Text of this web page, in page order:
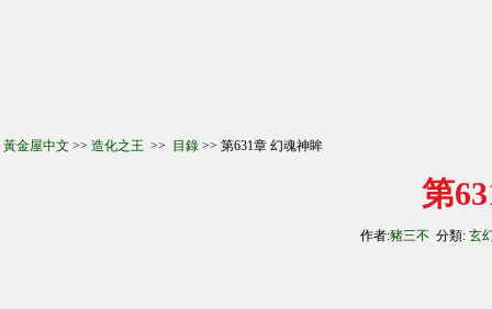
黃金屋中文 >> 造化之王 >> 目錄 >> 第631章 幻魂神眸
第
作者:豬三不 分類: 玄